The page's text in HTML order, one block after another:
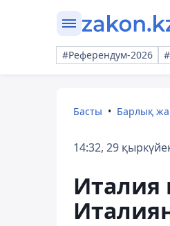
#Референдум-2026
Басты Барлық
14:32, 29
Италия